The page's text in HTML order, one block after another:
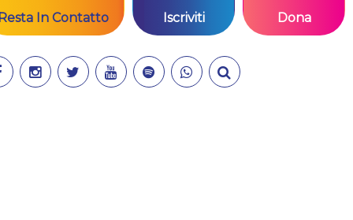
In Contatto Iscriviti Dona